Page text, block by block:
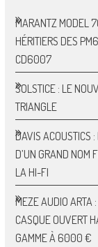
MARANTZ MODEL
HÉRITIERS DES
CD6007
SOLSTICE : LE
TRIANGLE
DAVIS ACOUSTICS :
D’UN GRAND NOM
LA HI-FI
MEZE AUDIO ARTA
CASQUE OUVERT
GAMME À 6000 €